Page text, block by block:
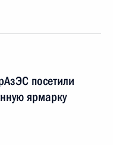
посетили
ярмарку